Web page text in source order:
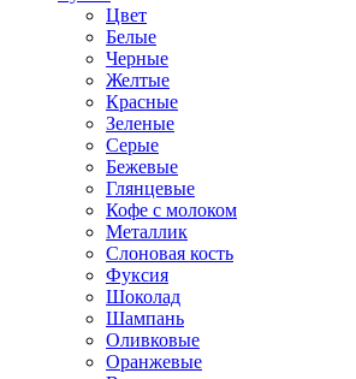
Цвет
Белые
Черные
Желтые
Красные
Зеленые
Серые
Бежевые
Глянцевые
Кофе с молоком
Металлик
Слоновая кость
Фуксия
Шоколад
Шампань
Оливковые
Оранжевые